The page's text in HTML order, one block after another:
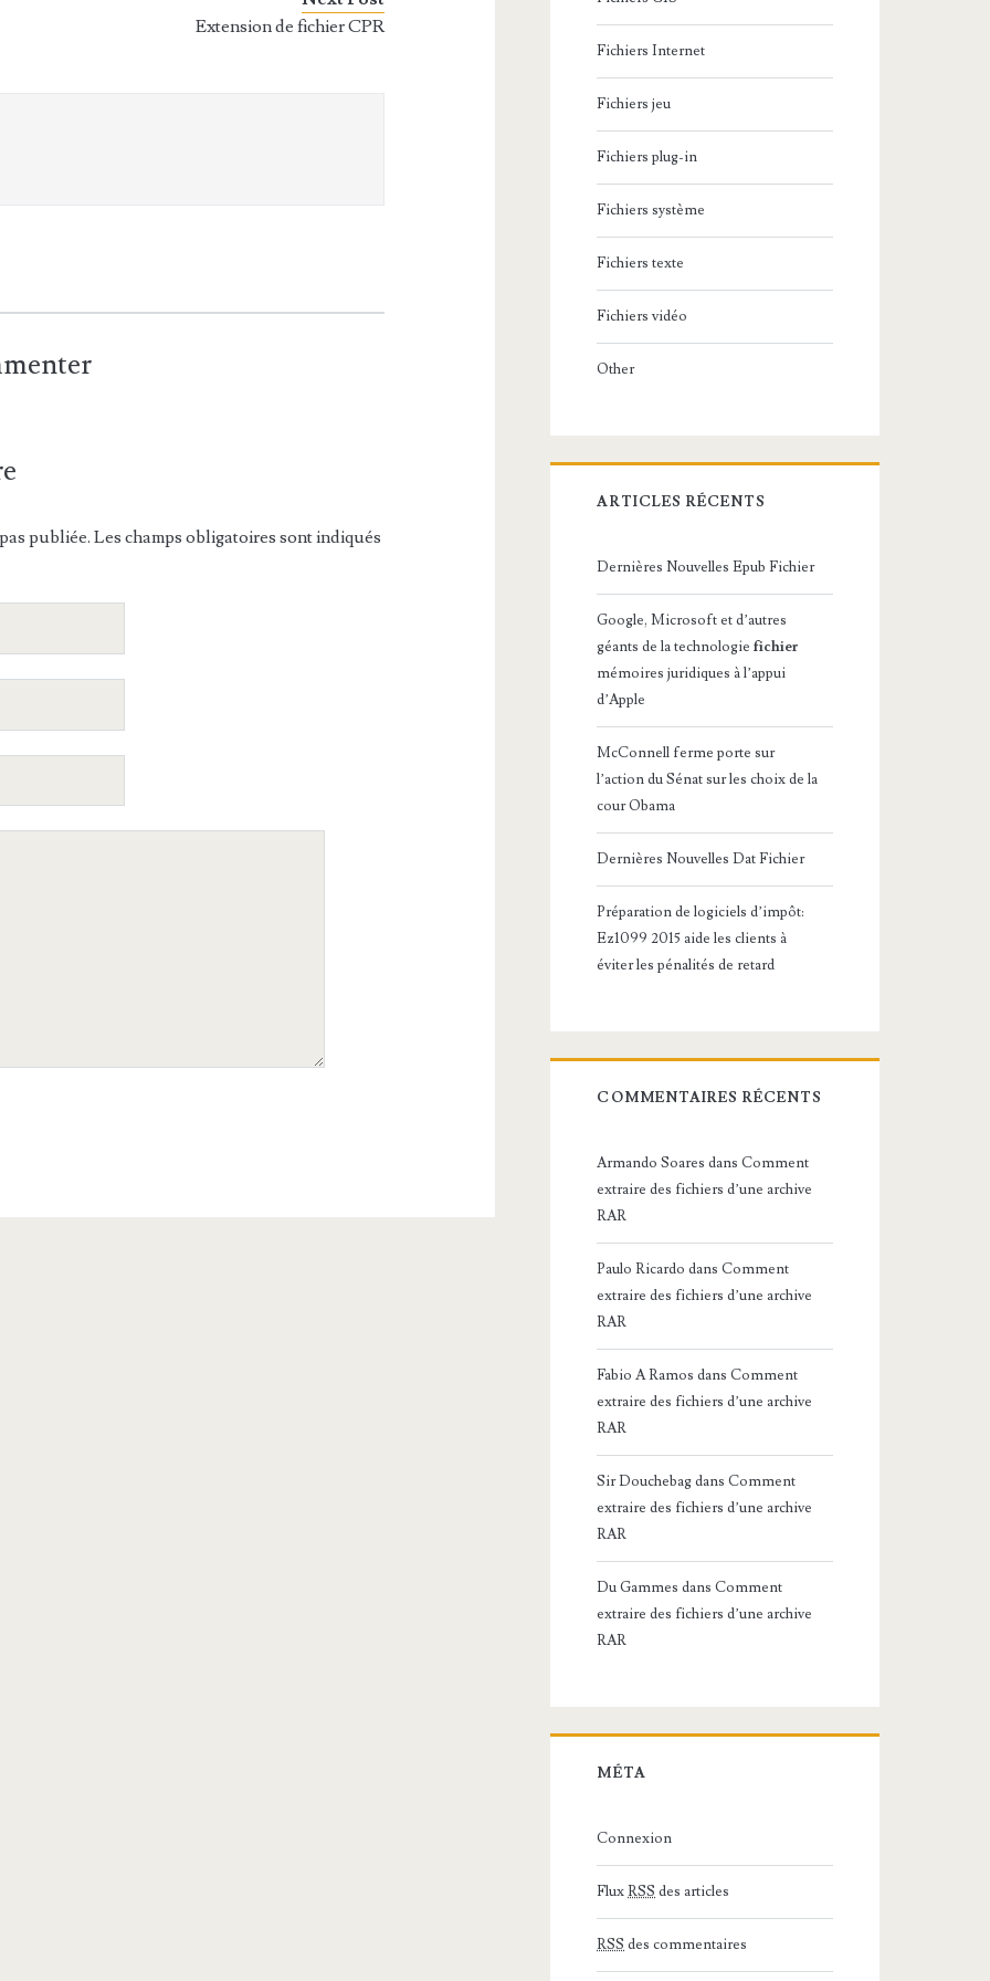
Extension de fichier CPR
publiée. Les champs obligatoires sont indiqués
Fichiers Internet
Fichiers jeu
Fichiers plug-in
Fichiers système
Fichiers texte
Fichiers vidéo
Other
ARTICLES RÉCENTS
Dernières Nouvelles Epub Fichier
Google, Microsoft et d’autres
géants de la technologiefichier
mémoires juridiques à l’appui
d’Apple
McConnell ferme porte sur
l’action du Sénat sur les choix de la
cour Obama
Dernières Nouvelles Dat Fichier
Préparation de logiciels d’impôt:
Ez1099 2015 aide les clients à
éviter les pénalités de retard
COMMENTAIRES RÉCENTS
Armando Soares dansComment
extraire des fichiers d’une archive
RAR
Paulo Ricardo dansComment
extraire des fichiers d’une archive
RAR
Fabio A Ramos dansComment
extraire des fichiers d’une archive
RAR
Sir DouchebagdansComment
extraire des fichiers d’une archive
RAR
Du Gammes dansComment
extraire des fichiers d’une archive
RAR
MÉTA
Connexion
FluxRSS des articles
RSS des commentaires